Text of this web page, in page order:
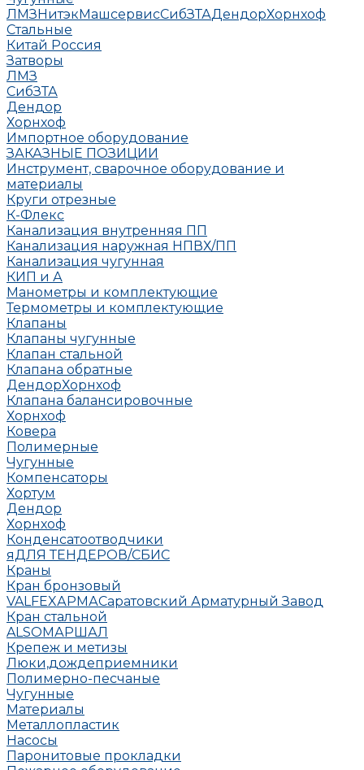
ЛМЗНитэкМашсервисСибЗТАДендорХорнхоф
Стальные
Китай Россия
Затворы
ЛМЗ
СибЗТА
Дендор
Хорнхоф
Импортное оборудование
ЗАКАЗНЫЕ ПОЗИЦИИ
Инструмент, сварочное оборудование и
материалы
Круги отрезные
К-Флекс
Канализация внутренняя ПП
Канализация наружная НПВХ/ПП
Канализация чугунная
КИП и А
Манометры и комплектующие
Термометры и комплектующие
Клапаны
Клапаны чугунные
Клапан стальной
Клапана обратные
ДендорХорнхоф
Клапана балансировочные
Хорнхоф
Ковера
Полимерные
Чугунные
Компенсаторы
Хортум
Дендор
Хорнхоф
Конденсатоотводчики
яДЛЯ ТЕНДЕРОВ/СБИС
Краны
Кран бронзовый
VALFEXАРМАСаратовский Арматурный Завод
Кран стальной
ALSOМАРШАЛ
Крепеж и метизы
Люки,дождеприемники
Полимерно-песчаные
Чугунные
Материалы
Металлопластик
Насосы
Паронитовые прокладки